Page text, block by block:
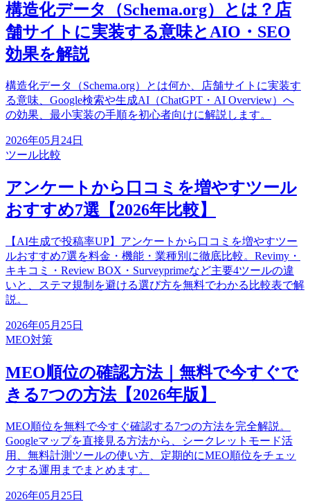
構造化データ（Schema.org）とは？店
舗サイトに実装する意味とAIO・SEO
効果を解説
構造化データ（Schema.org）とは何か、店舗サイトに実装す
る意味、Google検索や生成AI（ChatGPT・AI Overview）へ
の効果、最小実装の手順を初心者向けに解説します。
2026年05月24日
ツール比較
アンケートから口コミを増やすツール
おすすめ7選【2026年比較】
【AI生成で投稿率UP】アンケートから口コミを増やすツー
ルおすすめ7選を料金・機能・業種別に徹底比較。Revimy・
キキコミ・Review BOX・Surveyprimeなど主要4ツールの違
いと、ステマ規制を避ける選び方を無料でわかる比較表で解
説。
2026年05月25日
MEO対策
MEO順位の確認方法｜無料で今すぐで
きる7つの方法【2026年版】
MEO順位を無料で今すぐ確認する7つの方法を完全解説。
Googleマップを直接見る方法から、シークレットモード活
用、無料計測ツールの使い方、定期的にMEO順位をチェッ
クする運用までまとめます。
2026年05月25日